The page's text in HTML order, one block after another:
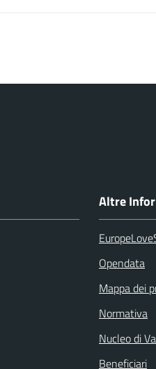
Altre
Opendata
Mappa dei
Normativa
Nucleo di
Beneficiari